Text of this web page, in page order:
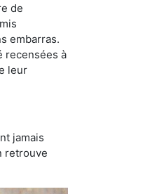
de
embarras.
recensées à
leur
jamais
retrouve